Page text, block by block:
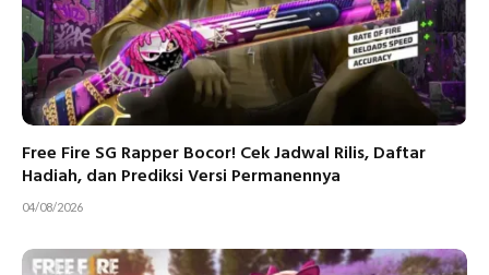
Free Fire SG Rapper Bocor! Cek Jadwal Rilis, Daftar
Hadiah, dan Prediksi Versi Permanennya
04/08/2026